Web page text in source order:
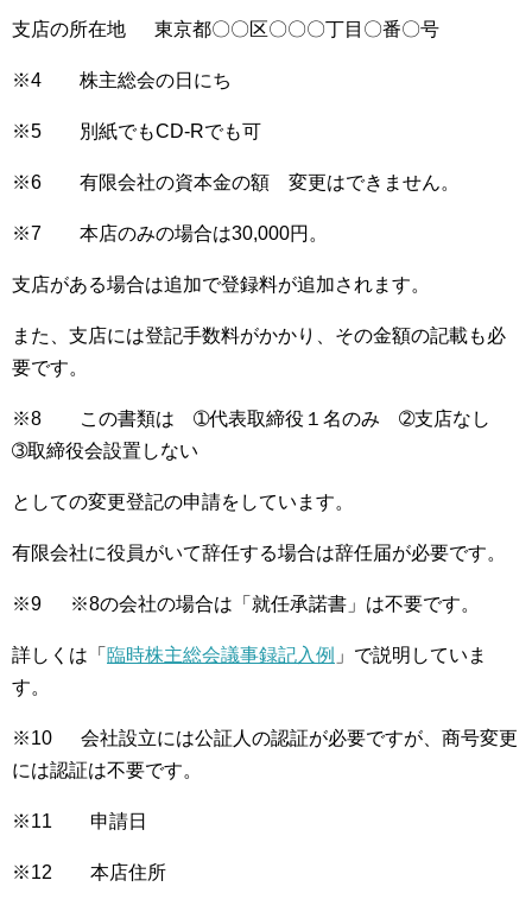
支店の所在地 東京都〇〇区〇〇〇丁目〇番〇号
※4 株主総会の日にち
※5 別紙でもCD-Rでも可
※6 有限会社の資本金の額 変更はできません。
※7 本店のみの場合は30,000円。
支店がある場合は追加で登録料が追加されます。
また、支店には登記手数料がかかり、その金額の記載も必
要です。
※8 この書類は ➀代表取締役１名のみ ➁支店なし
➂取締役会設置しない
としての変更登記の申請をしています。
有限会社に役員がいて辞任する場合は辞任届が必要です。
※9 ※8の会社の場合は「就任承諾書」は不要です。
詳しくは「 臨時株主総会議事録記入例 」で説明していま
す。
※10 会社設立には公証人の認証が必要ですが、商号変更
には認証は不要です。
※11 申請日
※12 本店住所